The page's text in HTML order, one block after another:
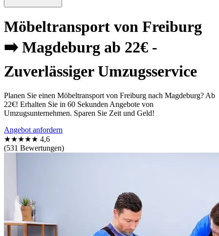
Möbeltransport von Freiburg
➡️ Magdeburg ab 22€ -
Zuverlässiger Umzugsservice
Planen Sie einen Möbeltransport von Freiburg nach Magdeburg? Ab
22€! Erhalten Sie in 60 Sekunden Angebote von
Umzugsunternehmen. Sparen Sie Zeit und Geld!
Angebot anfordern
★★★★★ 4,6
(531 Bewertungen)